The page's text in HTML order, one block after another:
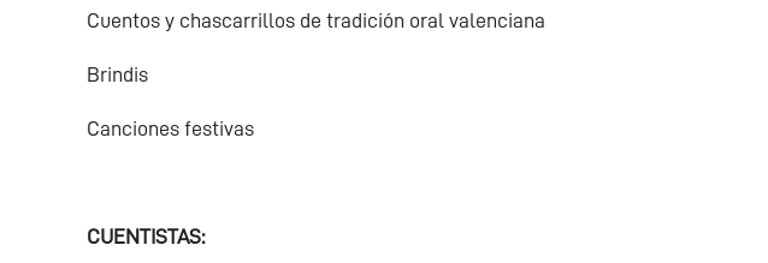
Cuentos y chascarrillos de tradición oral valenciana
Brindis
Canciones festivas
CUENTISTAS: